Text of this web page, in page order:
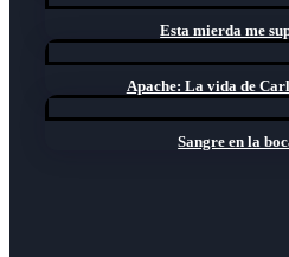
Esta mierda me
Apache: La vida de
Sangre en la